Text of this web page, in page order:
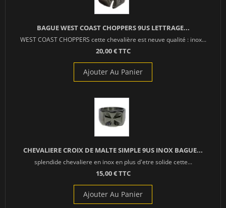
BAGUE WEST COAST CHOPPERS 9US LETTRAGE...
WEST COAST CHOPPERS cette chevalière est neuve qualité : inox...
20,00 € TTC
Ajouter Au Panier
CHEVALIERE CROIX DE MALTE SIMPLE 9US INOX BAGUE...
splendide chevaliere en inox en plus d'etre solide cette...
15,00 € TTC
Ajouter Au Panier